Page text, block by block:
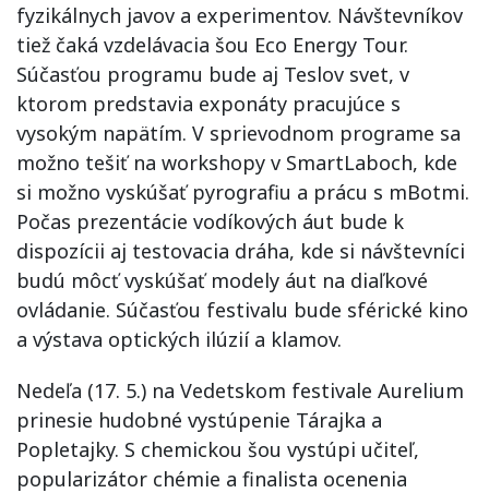
fyzikálnych javov a experimentov. Návštevníkov
tiež čaká vzdelávacia šou Eco Energy Tour.
Súčasťou programu bude aj Teslov svet, v
ktorom predstavia exponáty pracujúce s
vysokým napätím. V sprievodnom programe sa
možno tešiť na workshopy v SmartLaboch, kde
si možno vyskúšať pyrografiu a prácu s mBotmi.
Počas prezentácie vodíkových áut bude k
dispozícii aj testovacia dráha, kde si návštevníci
budú môcť vyskúšať modely áut na diaľkové
ovládanie. Súčasťou festivalu bude sférické kino
a výstava optických ilúzií a klamov.
Nedeľa (17. 5.) na Vedetskom festivale Aurelium
prinesie hudobné vystúpenie Tárajka a
Popletajky. S chemickou šou vystúpi učiteľ,
popularizátor chémie a finalista ocenenia